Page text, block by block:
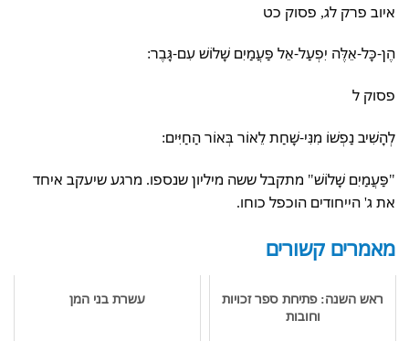
איוב פרק לג, פסוק כט
הֶן-כָּל-אֵלֶּה יִפְעַל-אֵל פַּעֲמַיִם שָׁלוֹשׁ עִם-גָּבֶר:
פסוק ל
לְהָשִׁיב נַפְשׁוֹ מִנִּי-שָׁחַת לֵאוֹר בְּאוֹר הַחַיִּים:
"פַּעֲמַיִם שָׁלוֹשׁ" מתקבל ששה מיליון שנספו. מרגע שיעקב איחד
את ג' הייחודים הוכפל כוחו.
מאמרים קשורים
ראש השנה: פתיחת ספר זכויות
וחובות
עשרת בני המן